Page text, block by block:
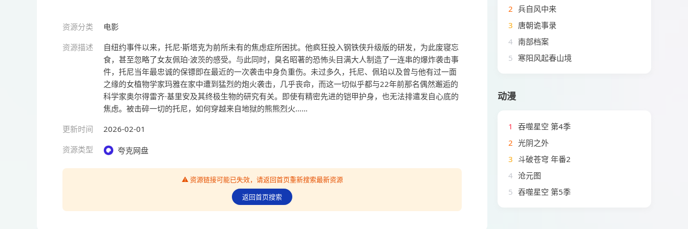
资源分类
电影
资源描述
自纽约事件以来，托尼·斯塔克为前所未有的焦虑症所困扰。他疯狂投入钢铁侠升级版的研发，为此废寝忘
食，甚至忽略了女友佩珀·波茨的感受。与此同时，臭名昭著的恐怖头目满大人制造了一连串的爆炸袭击事
件，托尼当年最忠诚的保镖即在最近的一次袭击中身负重伤。未过多久，托尼、佩珀以及曾与他有过一面
之缘的女植物学家玛雅在家中遭到猛烈的炮火袭击，几乎丧命，而这一切似乎都与22年前那名偶然邂逅的
科学家奥尔得雷齐·基里安及其终极生物的研究有关。即使有精密先进的铠甲护身，也无法排遣发自心底的
焦虑。被击碎一切的托尼，如何穿越来自地狱的熊熊烈火……
更新时间
2026-02-01
资源类型
夸克网盘
⚠️ 资源链接可能已失效，请返回首页重新搜索最新资源
返回首页搜索
2 兵自风中来
3 唐朝诡事录
4 南部档案
5 寒阳风起春山境
动漫
1
吞噬星空 第4季
2 光阴之外
3 斗破苍穹 年番2
4 沧元图
5 吞噬星空 第5季